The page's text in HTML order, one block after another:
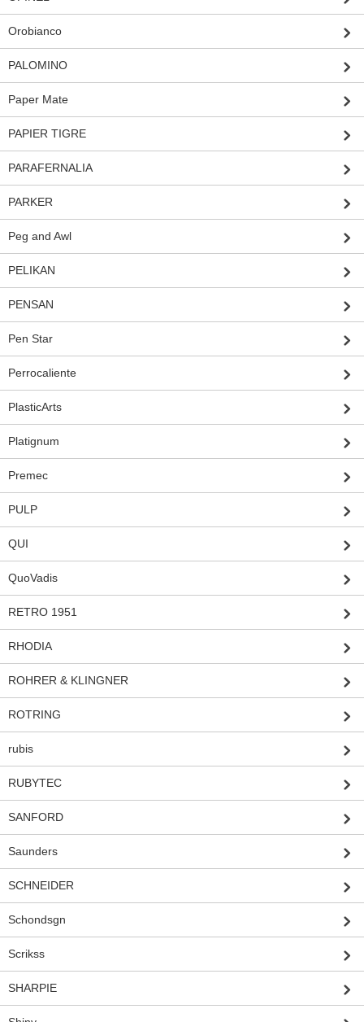
Orobianco
PALOMINO
Paper Mate
PAPIER TIGRE
PARAFERNALIA
PARKER
Peg and Awl
PELIKAN
PENSAN
Pen Star
Perrocaliente
PlasticArts
Platignum
Premec
PULP
QUI
QuoVadis
RETRO 1951
RHODIA
ROHRER & KLINGNER
ROTRING
rubis
RUBYTEC
SANFORD
Saunders
SCHNEIDER
Schondsgn
Scrikss
SHARPIE